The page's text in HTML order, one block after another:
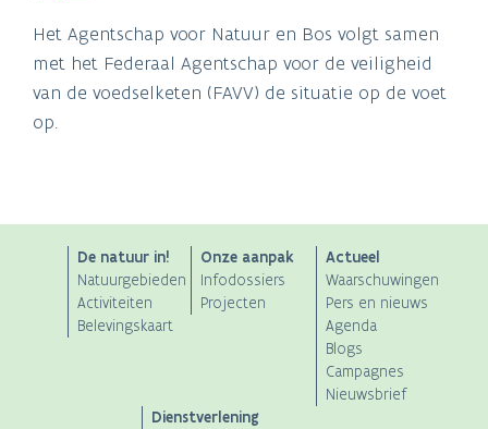
Het Agentschap voor Natuur en Bos volgt samen
met het Federaal Agentschap voor de veiligheid
van de voedselketen (FAVV) de situatie op de voet
op.
ANB
Main
navigation
De natuur in!
Natuurgebieden
Activiteiten
Belevingskaart
Onze aanpak
Infodossiers
Projecten
Actueel
Waarschuwingen
Pers en nieuws
Agenda
Blogs
Campagnes
Nieuwsbrief
Dienstverlening